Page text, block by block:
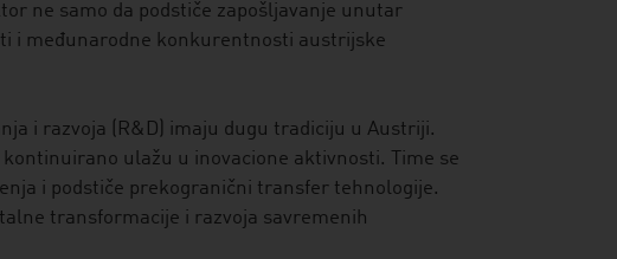
ne samo da podstiče zapošljavanje unutar
i međunarodne konkurentnosti austrijske
i razvoja (R&D) imaju dugu tradiciju u Austriji.
ulažu u inovacione aktivnosti. Time se
i podstiče prekogranični transfer tehnologije.
transformacije i razvoja savremenih